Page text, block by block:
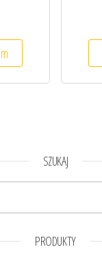
SZUKAJ
PRODUKTY